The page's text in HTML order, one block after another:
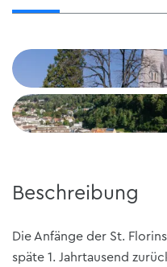
Beschreibung
Die Anfänge der St.
späte 1. Jahrtausend